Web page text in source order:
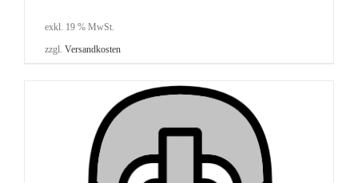
exkl. 19 % MwSt.
zzgl. Versandkosten